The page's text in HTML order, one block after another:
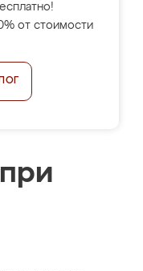
от стоимости